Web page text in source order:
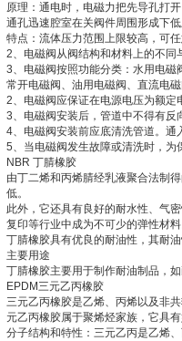
原理：通电时，电磁力把先导孔打
通孔迅速腔室在关阀件周围形成下
特点：流体压力范围上限较高，可
2、电磁阀从阀结构和材料上的不同
3、电磁阀按照功能分类：水用电磁
常开电磁阀、油用电磁阀、直流电
2、电磁阀应保证在电源电压为额定
3、电磁阀安装后，管道中不得有反
4、电磁阀安装前应底清洗管道。通
5、当电磁阀发生故障或清洗时，为
NBR 丁腈橡胶
由丁二烯和丙烯腈经乳液聚合法制
低。
此外，它还具有良好的耐水性、气
复印等行业中成为不可少的弹性材料
丁腈橡胶具有优良的耐油性，其耐
主要用途
丁腈橡胶主要用于制作耐油制品，
EPDM三元乙丙橡胶
三元乙丙橡胶是乙烯、丙烯以及非
元乙丙橡胶属于聚烯烃家族，它具
分子结构和特性：三元乙丙是乙烯